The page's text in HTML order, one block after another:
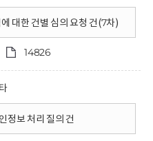
대한 건별 심의 요청 건(7차)
14826
정보 처리 질의 건